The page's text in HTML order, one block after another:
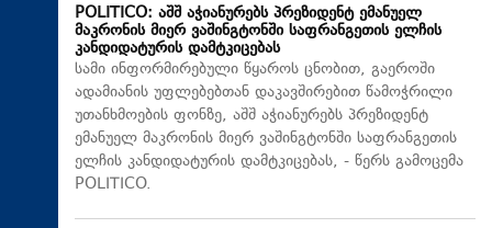
POLITICO: აშშ აჭიანურებს პრეზიდენტ ემანუელ
მაკრონის მიერ ვაშინგტონში საფრანგეთის ელჩის
კანდიდატურის დამტკიცებას
სამი ინფორმირებული წყაროს ცნობით, გაეროში
ადამიანის უფლებებთან დაკავშირებით წამოჭრილი
უთანხმოების ფონზე, აშშ აჭიანურებს პრეზიდენტ
ემანუელ მაკრონის მიერ ვაშინგტონში საფრანგეთის
ელჩის კანდიდატურის დამტკიცებას, - წერს გამოცემა
POLITICO.